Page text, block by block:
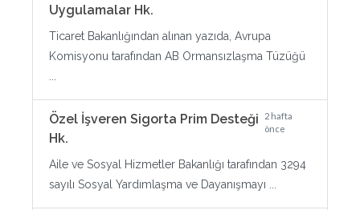
Uygulamalar Hk.
Ticaret Bakanlığından alınan yazıda, Avrupa
Komisyonu tarafından AB Ormansızlaşma Tüzüğü
Özel İşveren Sigorta Prim Desteği
Hk.
2 hafta
önce
Aile ve Sosyal Hizmetler Bakanlığı tarafından 3294
sayılı Sosyal Yardımlaşma ve Dayanışmayı ...